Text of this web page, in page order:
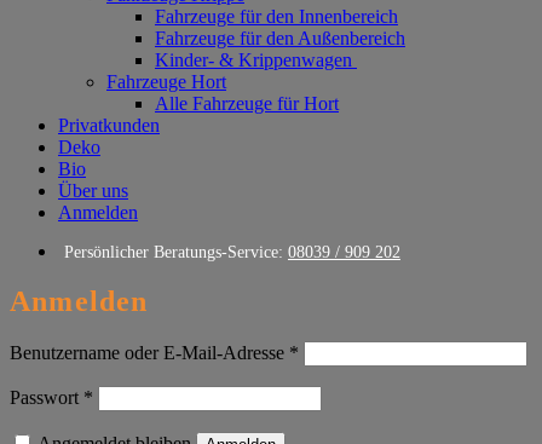
Fahrzeuge für den Innenbereich
Fahrzeuge für den Außenbereich
Kinder- & Krippenwagen
Fahrzeuge Hort
Alle Fahrzeuge für Hort
Privatkunden
Deko
Bio
Über uns
Anmelden
Persönlicher Beratungs-Service: 08039 / 909 202
Anmelden
Benutzername oder E-Mail-Adresse *
Passwort *